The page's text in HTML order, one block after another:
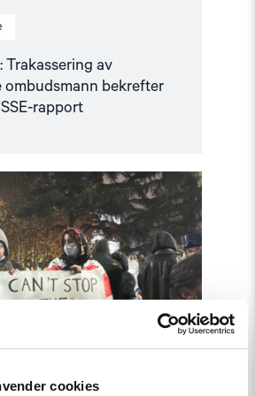
cookies
Trakassering av
ombudsmann bekrefter
rapport
Read
article
"Krever
internasjonal
etterforskning
av
menneskerettighetsbrudd